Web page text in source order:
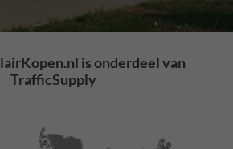
is onderdeel van
TrafficSupply